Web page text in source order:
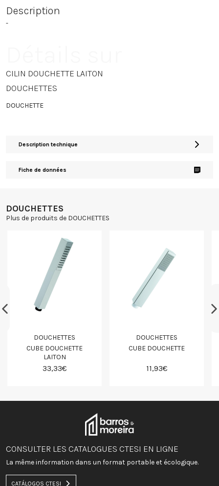
Description
-
CILIN DOUCHETTE LAITON
DOUCHETTES
DOUCHETTE
Description technique
Fiche de données
DOUCHETTES
Plus de produits de DOUCHETTES
DOUCHETTES
CUBE DOUCHETTE
LAITON
33,33€
DOUCHETTES
CUBE DOUCHETTE
11,93€
CONSULTER LES CATALOGUES CTESI EN LIGNE
La même information dans un format portable et écologique.
CATÁLOGOS CTESI